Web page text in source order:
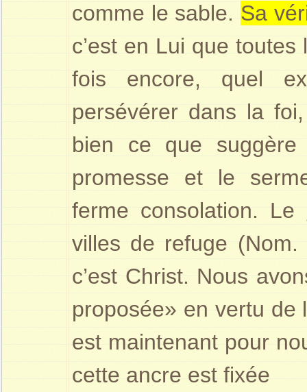
comme le sable. Sa
c’est en Lui que
fois encore, quel
persévérer dans la foi,
bien ce que
promesse et le
ferme consolation. Le
villes de refuge (Nom.
c’est Christ. Nous
proposée» en vertu de
est maintenant pour
cette ancre est fixée